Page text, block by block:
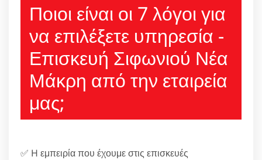
Ποιοι είναι οι 7 λόγοι για
να επιλέξετε υπηρεσία -
Επισκευή Σιφωνιού Νέα
Μάκρη από την εταιρεία
μας;
✅ H εμπειρία που έχουμε στις επισκευές